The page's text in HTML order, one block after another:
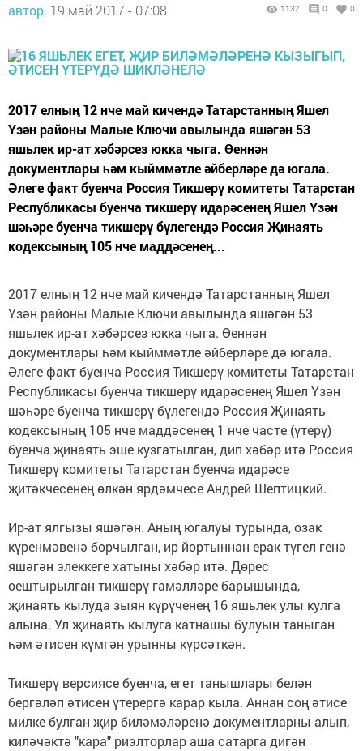
автор, 19 май 2017 - 07:08 1132 0 0
2017 елның 12 нче май кичендә Татарстанның Яшел
Үзән районы Малые Ключи авылында яшәгән 53
яшьлек ир-ат хәбәрсез юкка чыга. Өеннән
документлары һәм кыйммәтле әйберләре дә югала.
Әлеге факт буенча Россия Тикшерү комитеты Татарстан
Республикасы буенча тикшерү идарәсенең Яшел Үзән
шәһәре буенча тикшерү бүлегендә Россия Җинаять
кодексының 105 нче маддәсенең...
2017 елның 12 нче май кичендә Татарстанның Яшел
Үзән районы Малые Ключи авылында яшәгән 53
яшьлек ир-ат хәбәрсез юкка чыга. Өеннән
документлары һәм кыйммәтле әйберләре дә югала.
Әлеге факт буенча Россия Тикшерү комитеты Татарстан
Республикасы буенча тикшерү идарәсенең Яшел Үзән
шәһәре буенча тикшерү бүлегендә Россия Җинаять
кодексының 105 нче маддәсенең 1 нче часте (үтерү)
буенча җинаять эше кузгатылган, дип хәбәр итә Россия
Тикшерү комитеты Татарстан буенча идарәсе
җитәкчесенең өлкән ярдәмчесе Андрей Шептицкий.
Ир-ат ялгызы яшәгән. Аның югалуы турында, озак
күренмәвенә борчылган, ир йортыннан ерак түгел генә
яшәгән элеккеге хатыны хәбәр итә. Дөрес
оештырылган тикшерү гамәлләре барышында,
җинаять кылуда зыян күрүченең 16 яшьлек улы кулга
алына. Ул җинаять кылуга катнашы булуын таныган
һәм әтисен күмгән урынны күрсәткән.
Тикшерү версиясе буенча, егет танышлары белән
бергәләп әтисен үтерергә карар кыла. Аннан соң әтисе
милке булган җир биләмәләренә документларны алып,
киләчәктә "кара" риэлторлар аша сатарга дигән